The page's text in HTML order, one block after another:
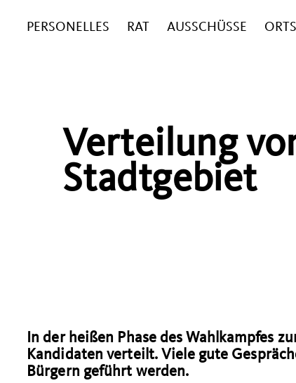
PERSONELLES RAT AUSSCHÜSSE
Verteilung
Stadtgebiet
In der heißen Phase des Wahlkampfes
Kandidaten verteilt. Viele gute
Bürgern geführt werden.